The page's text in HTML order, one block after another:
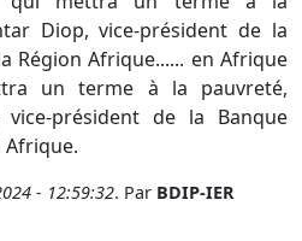
Diop, vice-président de la
Région Afrique...... en Afrique
un terme à la pauvreté,
président de la Banque
Afrique.
- 12:59:32. Par BDIP-IER